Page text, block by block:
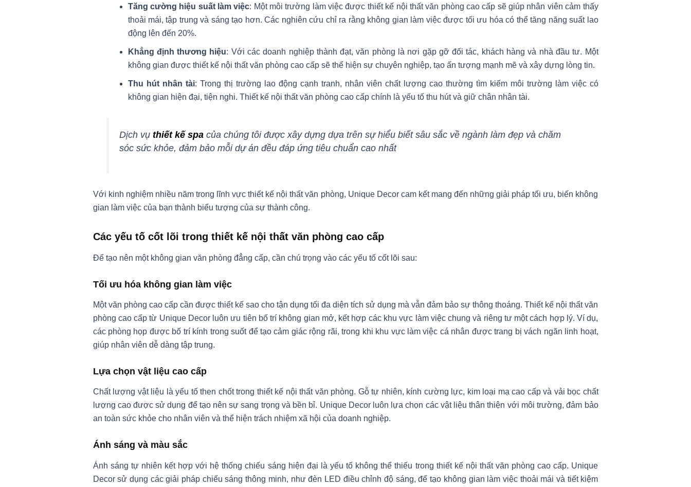
Tăng cường hiệu suất làm việc: Một môi trường làm việc được thiết kế nội thất văn phòng cao cấp sẽ giúp nhân viên cảm thấy
thoải mái, tập trung và sáng tạo hơn. Các nghiên cứu chỉ ra rằng không gian làm việc được tối ưu hóa có thể tăng năng suất lao
động lên đến 20%.
Khẳng định thương hiệu: Với các doanh nghiệp thành đạt, văn phòng là nơi gặp gỡ đối tác, khách hàng và nhà đầu tư. Một
không gian được thiết kế nội thất văn phòng cao cấp sẽ thể hiện sự chuyên nghiệp, tạo ấn tượng mạnh mẽ và xây dựng lòng tin.
Thu hút nhân tài: Trong thị trường lao động cạnh tranh, nhân viên chất lượng cao thường tìm kiếm môi trường làm việc có
không gian hiện đại, tiện nghi. Thiết kế nội thất văn phòng cao cấp chính là yếu tố thu hút và giữ chân nhân tài.
Dịch vụ thiết kế spacủa chúng tôi được xây dựng dựa trên sự hiểu biết sâu sắc về ngành làm đẹp và chăm
sóc sức khỏe, đảm bảo mỗi dự án đều đáp ứng tiêu chuẩn cao nhất
Với kinh nghiệm nhiều năm trong lĩnh vực thiết kế nội thất văn phòng, Unique Decor cam kết mang đến những giải pháp tối ưu, biến không
gian làm việc của bạn thành biểu tượng của sự thành công.
Các yếu tố cốt lõi trong thiết kế nội thất văn phòng cao cấp
Để tạo nên một không gian văn phòng đẳng cấp, cần chú trọng vào các yếu tố cốt lõi sau:
Tối ưu hóa không gian làm việc
Một văn phòng cao cấp cần được thiết kế sao cho tận dụng tối đa diện tích sử dụng mà vẫn đảm bảo sự thông thoáng. Thiết kế nội thất văn
phòng cao cấp từ Unique Decor luôn ưu tiên bố trí không gian mở, kết hợp các khu vực làm việc chung và riêng tư một cách hợp lý. Ví dụ,
các phòng họp được bố trí kính trong suốt để tạo cảm giác rộng rãi, trong khi khu vực làm việc cá nhân được trang bị vách ngăn linh hoạt,
giúp nhân viên dễ dàng tập trung.
Lựa chọn vật liệu cao cấp
Chất lượng vật liệu là yếu tố then chốt trong thiết kế nội thất văn phòng. Gỗ tự nhiên, kính cường lực, kim loại mạ cao cấp và vải bọc chất
lượng cao được sử dụng để tạo nên sự sang trọng và bền bỉ. Unique Decor luôn lựa chọn các vật liệu thân thiện với môi trường, đảm bảo
an toàn sức khỏe cho nhân viên và thể hiện trách nhiệm xã hội của doanh nghiệp.
Ánh sáng và màu sắc
Ánh sáng tự nhiên kết hợp với hệ thống chiếu sáng hiện đại là yếu tố không thể thiếu trong thiết kế nội thất văn phòng cao cấp. Unique
Decor sử dụng các giải pháp chiếu sáng thông minh, như đèn LED điều chỉnh độ sáng, để tạo không gian làm việc thoải mái và tiết kiệm